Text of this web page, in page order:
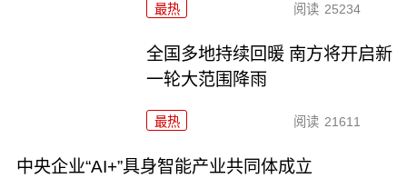
最热 阅读 25234
全国多地持续回暖 南方将开启新
一轮大范围降雨
最热 阅读 21611
中央企业“AI+”具身智能产业共同体成立